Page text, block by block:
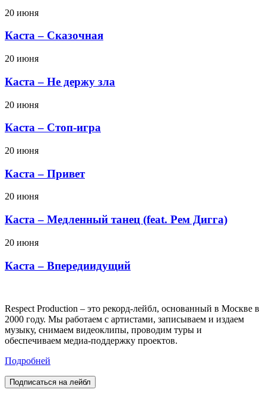
20 июня
Каста – Сказочная
20 июня
Каста – Не держу зла
20 июня
Каста – Стоп-игра
20 июня
Каста – Привет
20 июня
Каста – Медленный танец (feat. Рем Дигга)
20 июня
Каста – Впередиидущий
Respect Production – это рекорд-лейбл, основанный в Москве в
2000 году. Мы работаем с артистами, записываем и издаем
музыку, снимаем видеоклипы, проводим туры и
обеспечиваем медиа-поддержку проектов.
Подробней
Подписаться на лейбл